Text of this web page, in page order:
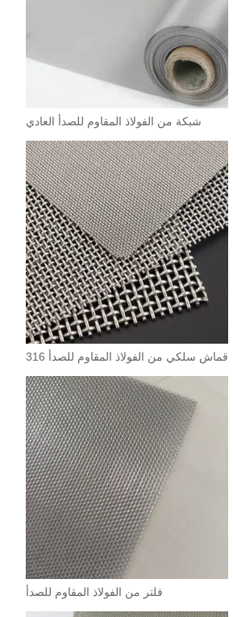
شبكة من الفولاذ المقاوم للصدأ العادي
قماش سلكي من الفولاذ المقاوم للصدأ 316
فلتر من الفولاذ المقاوم للصدأ